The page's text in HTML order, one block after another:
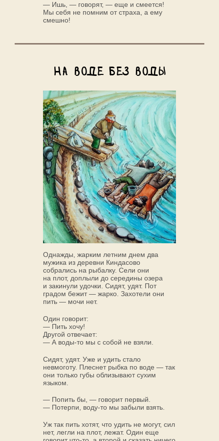
— Ишь, — говорят, — еще и смеется!
Мы себя не помним от страха, а ему
смешно!
На воде без воды
Однажды, жарким летним днем два
мужика из деревни Киндасово
собрались на рыбалку. Сели они
на плот, доплыли до середины озера
и закинули удочки. Сидят, удят. Пот
градом бежит — жарко. Захотели они
пить — мочи нет.
Один говорит:
— Пить хочу!
Другой отвечает:
— А воды-то мы с собой не взяли.
Сидят, удят. Уже и удить стало
невмоготу. Плеснет рыбка по воде — так
они только губы облизывают сухим
языком.
— Попить бы, — говорит первый.
— Потерпи, воду-то мы забыли взять.
Уж так пить хотят, что удить не могут, сил
нет, легли на плот, лежат. Один еще